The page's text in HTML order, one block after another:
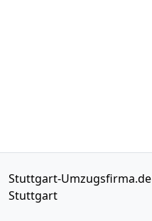
Stuttgart-Umzugsfirma.de
Stuttgart